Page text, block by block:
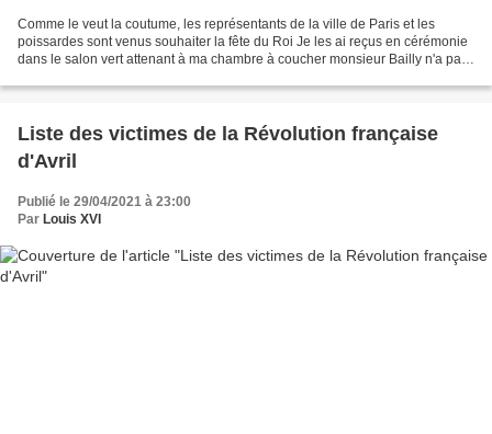
Comme le veut la coutume, les représentants de la ville de Paris et les
poissardes sont venus souhaiter la fête du Roi Je les ai reçus en cérémonie
dans le salon vert attenant à ma chambre à coucher monsieur Bailly n'a pas
Liste des victimes de la Révolution française
d'Avril
Publié le 29/04/2021 à 23:00
Par Louis XVI